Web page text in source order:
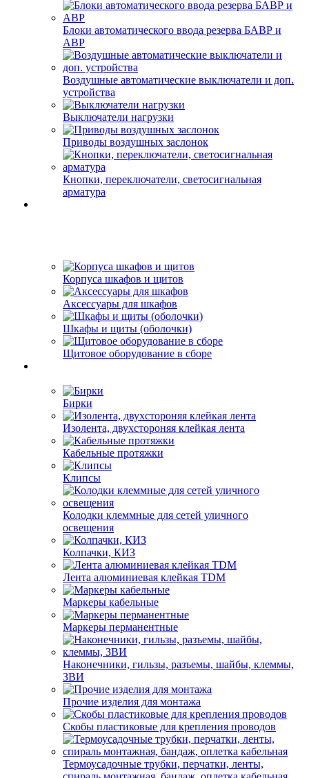
Блоки автоматического ввода резерва БАВР и
АВР
Воздушные автоматические выключатели и доп.
устройства
Выключатели нагрузки
Приводы воздушных заслонок
Кнопки, переключатели, светосигнальная
арматура
Корпуса шкафов и щитов
Аксессуары для шкафов
Шкафы и щиты (оболочки)
Щитовое оборудование в сборе
Бирки
Изолента, двухстороняя клейкая лента
Кабельные протяжки
Клипсы
Колодки клеммные для сетей уличного
освещения
Колпачки, КИЗ
Лента алюминиевая клейкая TDM
Маркеры кабельные
Маркеры перманентные
Наконечники, гильзы, разъемы, шайбы, клеммы,
ЗВИ
Прочие изделия для монтажа
Скобы пластиковые для крепления проводов
Термоусадочные трубки, перчатки, ленты,